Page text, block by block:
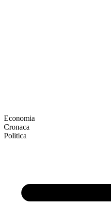
Economia
Cronaca
Politica